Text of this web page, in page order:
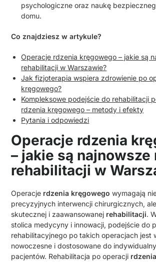
psychologiczne oraz naukę
domu.
Co znajdziesz w artykule?
Operacje rdzenia kręgowego – jakie są
rehabilitacji w Warszawie?
Jak fizjoterapia wspiera zdrowienie po
kręgowego?
Kompleksowe podejście do rehabilitacji
rdzenia kręgowego – metody i efekty
Pytania i odpowiedzi
Operacje rdzenia
– jakie są
rehabilitacji w
Operacje rdzenia kręgowego wymagają
precyzyjnych interwencji chirurgicznych,
skutecznej i zaawansowanej rehabilitacji.
stolica medycyny i innowacji, podejście do
rehabilitacyjnego po takich operacjach jest
nowoczesne i dostosowane do
pacjentów. Rehabilitacja po operacji